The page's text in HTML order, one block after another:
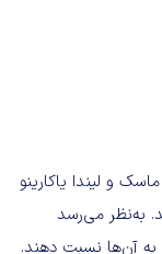
و لیندا یاکارینو
به‌نظر می‌رسد
به آن‌ها نسبت دهند.